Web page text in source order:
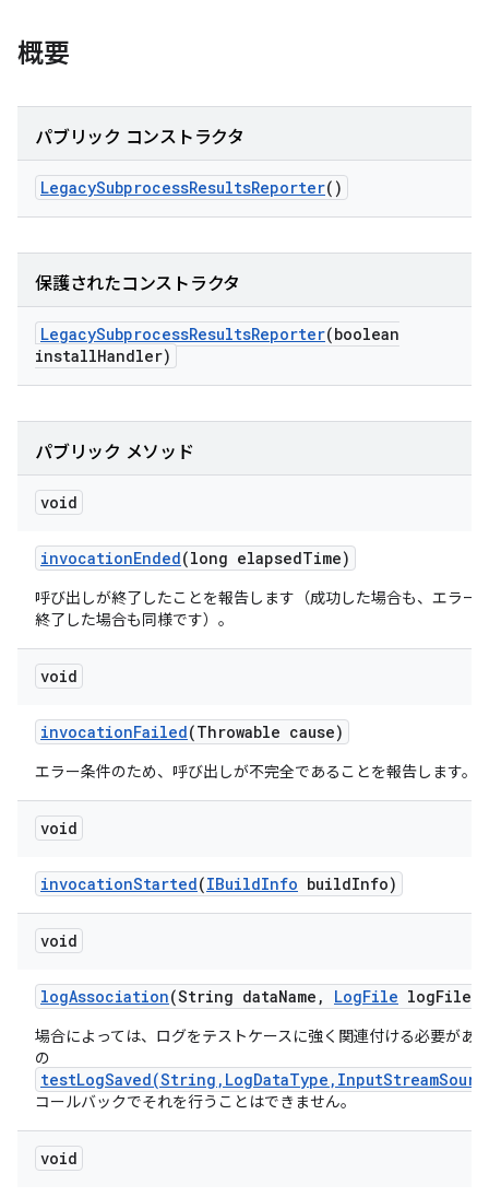
概要
パブリック コンストラクタ
LegacySubprocessResultsReporter()
保護されたコンストラクタ
LegacySubprocessResultsReporter(boolean
installHandler)
パブリック メソッド
void
invocationEnded(long elapsedTime)
呼び出しが終了したことを報告します（成功した場合も、エラー
終了した場合も同様です）。
void
invocationFailed(Throwable cause)
エラー条件のため、呼び出しが不完全であることを報告します。
void
invocationStarted(IBuildInfo buildInfo)
void
logAssociation(String dataName , LogFile logFile)
場合によっては、ログをテストケースに強く関連付ける必要があ
の
コールバックでそれを行うことはできません。
void